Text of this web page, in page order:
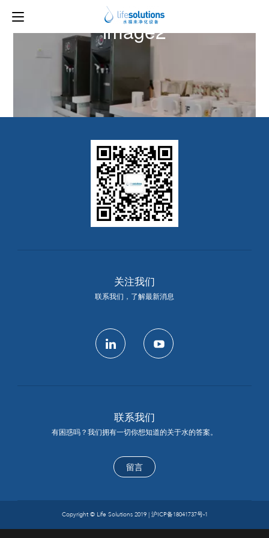
上一图片
image2
关注我们
联系我们，了解最新消息
联系我们
有困惑吗？我们拥有一切你想知道的关于水的答案。
留言
Copyright © Life Solutions 2019 | 沪ICP备18041737号-1